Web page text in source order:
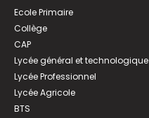
Ecole Primaire
Collège
CAP
Lycée général et technologique
Lycée Professionnel
Lycée Agricole
BTS